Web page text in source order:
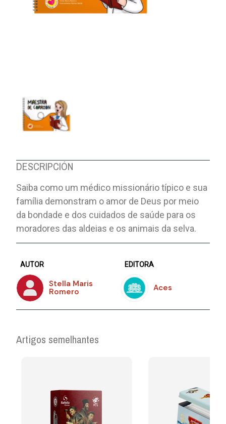
DESCRIPCIÓN
Saiba como um médico missionário típico e sua
família demonstram o amor de Deus por meio
da bondade e dos cuidados de saúde para os
moradores das aldeias e os animais da selva.
AUTOR
Stella Maris
Romero
EDITORA
Aces
Artigos semelhantes